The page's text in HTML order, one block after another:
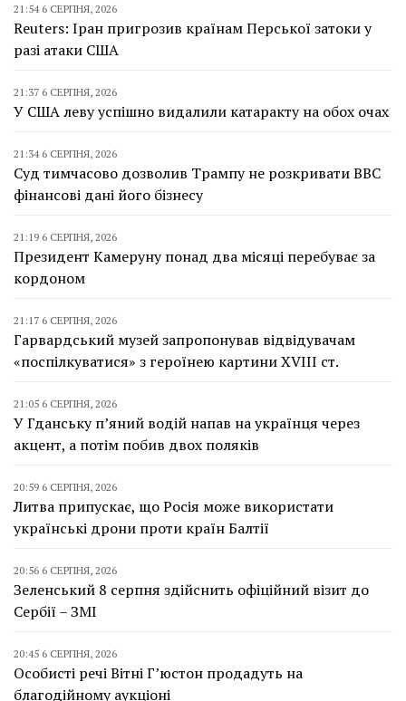
21:54 6 СЕРПНЯ, 2026
Reuters: Іран пригрозив країнам Перської затоки у
разі атаки США
21:37 6 СЕРПНЯ, 2026
У США леву успішно видалили катаракту на обох очах
21:34 6 СЕРПНЯ, 2026
Суд тимчасово дозволив Трампу не розкривати BBC
фінансові дані його бізнесу
21:19 6 СЕРПНЯ, 2026
Президент Камеруну понад два місяці перебуває за
кордоном
21:17 6 СЕРПНЯ, 2026
Гарвардський музей запропонував відвідувачам
«поспілкуватися» з героїнею картини XVIII ст.
21:05 6 СЕРПНЯ, 2026
У Гданську п’яний водій напав на українця через
акцент, а потім побив двох поляків
20:59 6 СЕРПНЯ, 2026
Литва припускає, що Росія може використати
українські дрони проти країн Балтії
20:56 6 СЕРПНЯ, 2026
Зеленський 8 серпня здійснить офіційний візит до
Сербії – ЗМІ
20:45 6 СЕРПНЯ, 2026
Особисті речі Вітні Г’юстон продадуть на
благодійному аукціоні